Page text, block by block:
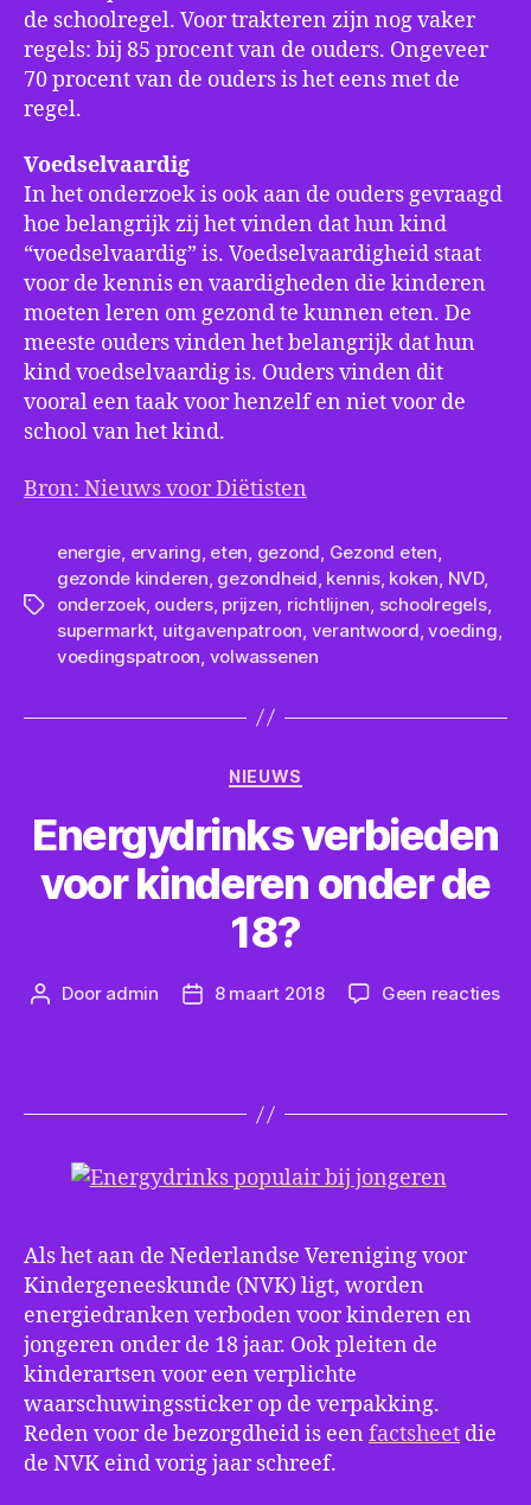
de schoolregel. Voor trakteren zijn nog vaker
regels: bij 85 procent van de ouders. Ongeveer
70 procent van de ouders is het eens met de
regel.
Voedselvaardig
In het onderzoek is ook aan de ouders gevraagd
hoe belangrijk zij het vinden dat hun kind
“voedselvaardig” is. Voedselvaardigheid staat
voor de kennis en vaardigheden die kinderen
moeten leren om gezond te kunnen eten. De
meeste ouders vinden het belangrijk dat hun
kind voedselvaardig is. Ouders vinden dit
vooral een taak voor henzelf en niet voor de
school van het kind.
Bron: Nieuws voor Diëtisten
Tags
energie, ervaring, eten, gezond, Gezond eten,
gezonde kinderen, gezondheid, kennis, koken, NVD,
onderzoek, ouders, prijzen, richtlijnen, schoolregels,
supermarkt, uitgavenpatroon, verantwoord,voeding,
voedingspatroon, volwassenen
Categorieën
NIEUWS
Energydrinks verbieden
voor kinderen onder de
18?
Berichtauteur
Door admin Berichtdatum
8 maart 2018 Geen reactiesop
Als het aan de Nederlandse Vereniging voor
Kindergeneeskunde (NVK) ligt, worden
energiedranken verboden voor kinderen en
jongeren onder de 18 jaar. Ook pleiten de
kinderartsen voor een verplichte
waarschuwingssticker op de verpakking.
Reden voor de bezorgdheid is een factsheet die
de NVK eind vorig jaar schreef.